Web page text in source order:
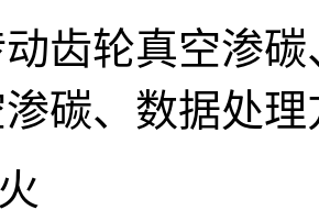
动齿轮真空渗
碳、数据处